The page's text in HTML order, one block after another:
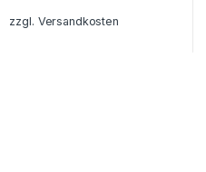
zzgl. Versandkosten